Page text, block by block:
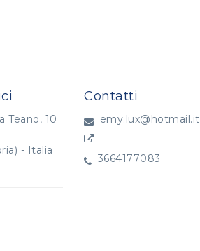
Teano, 10
- Italia
Contatti
emy.lux@hotmail.it
3664177083